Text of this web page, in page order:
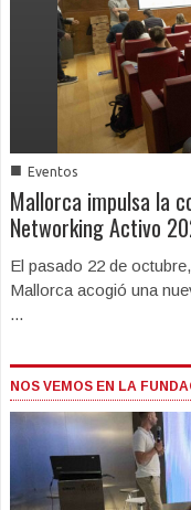
■ Eventos
Mallorca impulsa la
Networking Activo
El pasado 22 de
Mallorca acogió una
...
NOS VEMOS EN LA